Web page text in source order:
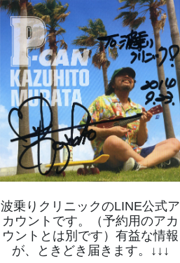
波乗りクリニックのLINE公式ア
カウントです。（予約用のアカ
ウントとは別です）有益な情報
が、ときどき届きます。↓↓↓